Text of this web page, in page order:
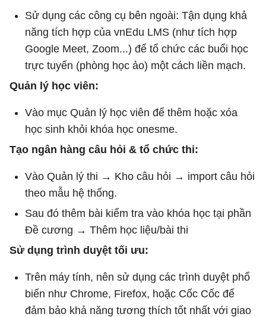
Sử dụng các công cụ bên ngoài: Tận dụng khả
năng tích hợp của vnEdu LMS (như tích hợp
Google Meet, Zoom...) để tổ chức các buổi học
trực tuyến (phòng học ảo) một cách liền mạch.
Quản lý học viên:
Vào mục Quản lý học viên để thêm hoặc xóa
học sinh khỏi khóa học onesme.
Tạo ngân hàng câu hỏi & tổ chức thi:
Vào Quản lý thi → Kho câu hỏi → import câu hỏi
theo mẫu hệ thống.
Sau đó thêm bài kiểm tra vào khóa học tại phần
Đề cương → Thêm học liệu/bài thi
Sử dụng trình duyệt tối ưu:
Trên máy tính, nên sử dụng các trình duyệt phổ
biến như Chrome, Firefox, hoặc Cốc Cốc để
đảm bảo khả năng tương thích tốt nhất với giao